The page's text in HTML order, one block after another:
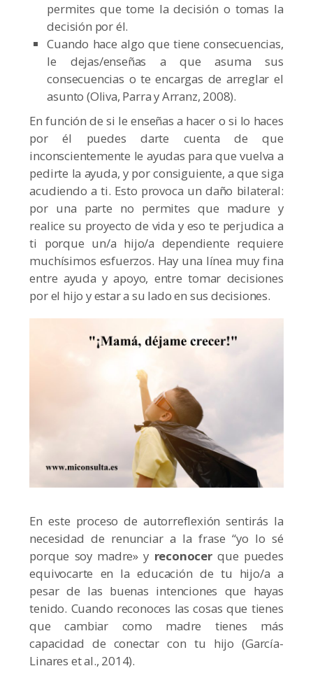
permites que tome la decisión o tomas la
decisión por él.
Cuando hace algo que tiene consecuencias,
le dejas/enseñas a que asuma sus
consecuencias o te encargas de arreglar el
asunto (Oliva, Parra y Arranz, 2008).
En función de si le enseñas a hacer o si lo haces
por él puedes darte cuenta de que
inconscientemente le ayudas para que vuelva a
pedirte la ayuda, y por consiguiente, a que siga
acudiendo a ti. Esto provoca un daño bilateral:
por una parte no permites que madure y
realice su proyecto de vida y eso te perjudica a
ti porque un/a hijo/a dependiente requiere
muchísimos esfuerzos. Hay una línea muy fina
entre ayuda y apoyo, entre tomar decisiones
por el hijo y estar a su lado en sus decisiones.
En este proceso de autorreflexión sentirás la
necesidad de renunciar a la frase “yo lo sé
porque soy madre» y reconocerque puedes
equivocarte en la educación de tu hijo/a a
pesar de las buenas intenciones que hayas
tenido. Cuando reconoces las cosas que tienes
que cambiar como madre tienes más
capacidad de conectar con tu hijo (García-
Linares et al., 2014).